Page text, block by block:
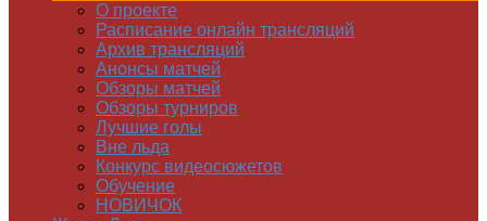
О проекте
Расписание онлайн трансляций
Архив трансляций
Анонсы матчей
Обзоры матчей
Обзоры турниров
Лучшие голы
Вне льда
Конкурс видеосюжетов
Обучение
НОВИЧОК